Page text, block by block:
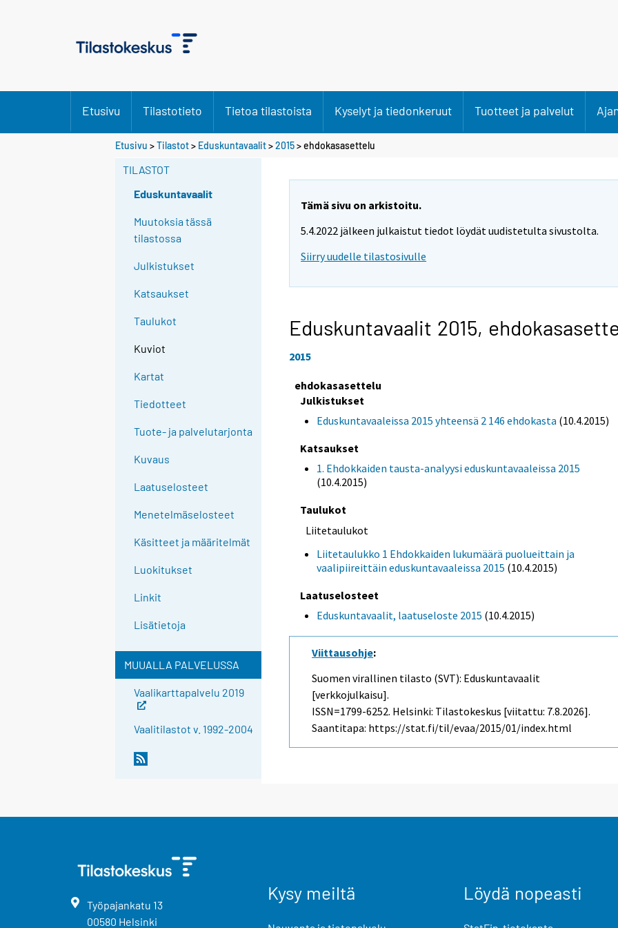
Etusivu Tilastotieto Tietoa tilastoista Kyselyt ja tiedonkeruut Tuotteet ja palvelut
Etusivu >Tilastot> Eduskuntavaalit>2015>ehdokasasettelu
TILASTOT
Eduskuntavaalit
Muutoksia tässä
tilastossa
Julkistukset
Katsaukset
Taulukot
Kuviot
Kartat
Tiedotteet
Tuote- ja palvelutarjonta
Kuvaus
Laatuselosteet
Menetelmäselosteet
Käsitteet ja määritelmät
Luokitukset
Linkit
Lisätietoja
MUUALLA PALVELUSSA
Vaalikarttapalvelu 2019
Vaalitilastot v. 1992-2004
Tämä sivu on arkistoitu.
5.4.2022 jälkeen julkaistut tiedot löydät uudistetulta sivustolta.
Siirry uudelle tilastosivulle
Eduskuntavaalit 2015,
2015
ehdokasasettelu
Julkistukset
Eduskuntavaaleissa 2015 yhteensä 2 146 ehdokasta (10.4.2015)
Katsaukset
1. Ehdokkaiden tausta-analyysi eduskuntavaaleissa 2015
(10.4.2015)
Taulukot
Liitetaulukot
Liitetaulukko 1 Ehdokkaiden lukumäärä puolueittain ja
vaalipiireittäin eduskuntavaaleissa 2015 (10.4.2015)
Laatuselosteet
Eduskuntavaalit, laatuseloste 2015 (10.4.2015)
Viittausohje:
Suomen virallinen tilasto (SVT): Eduskuntavaalit
[verkkojulkaisu].
ISSN=1799-6252. Helsinki: Tilastokeskus [viitattu: 7.8.2026].
Saantitapa: https://stat.fi/til/evaa/2015/01/index.html
Työpajankatu 13
00580 Helsinki
Kysy meiltä Löydä nopeasti